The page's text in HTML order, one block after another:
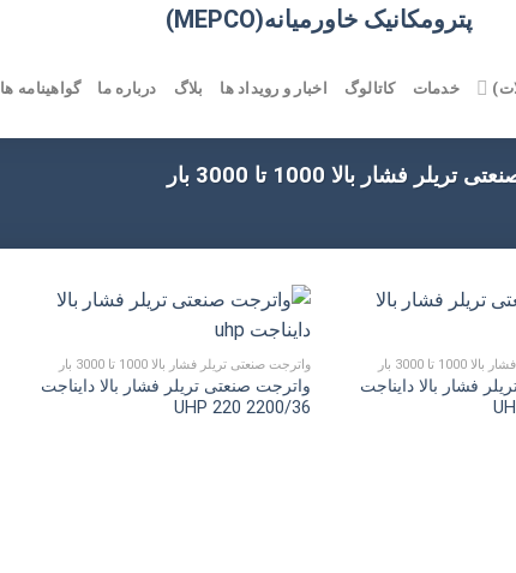
پترومکانیک خاورمیانه(MEPCO)
خدمات کاتالوگ اخبار و رویداد ها بلاگ درباره ما گواهینامه ها
فشار بالا 1000 تا 3000 بار
تا 3000 بار
فشار بالا دایناجت
واترجت صنعتی تریلر فشار بالا 1000 تا 3000 بار
واترجت صنعتی تریلر فشار بالا دایناجت
UHP 220 2200/36